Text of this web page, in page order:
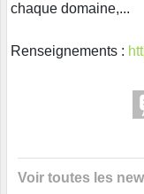
chaque domaine,...
Renseignements :
Voir toutes les